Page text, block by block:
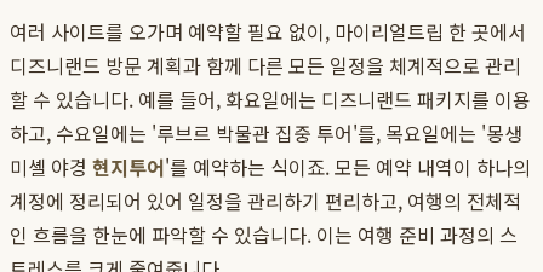
여러 사이트를 오가며 예약할 필요 없이, 마이리얼트립 한 곳에서
디즈니랜드 방문 계획과 함께 다른 모든 일정을 체계적으로 관리
할 수 있습니다. 예를 들어, 화요일에는 디즈니랜드 패키지를 이용
하고, 수요일에는 '루브르 박물관 집중 투어'를, 목요일에는 '몽생
미셸 야경 현지투어'를 예약하는 식이죠. 모든 예약 내역이 하나의
계정에 정리되어 있어 일정을 관리하기 편리하고, 여행의 전체적
인 흐름을 한눈에 파악할 수 있습니다. 이는 여행 준비 과정의 스